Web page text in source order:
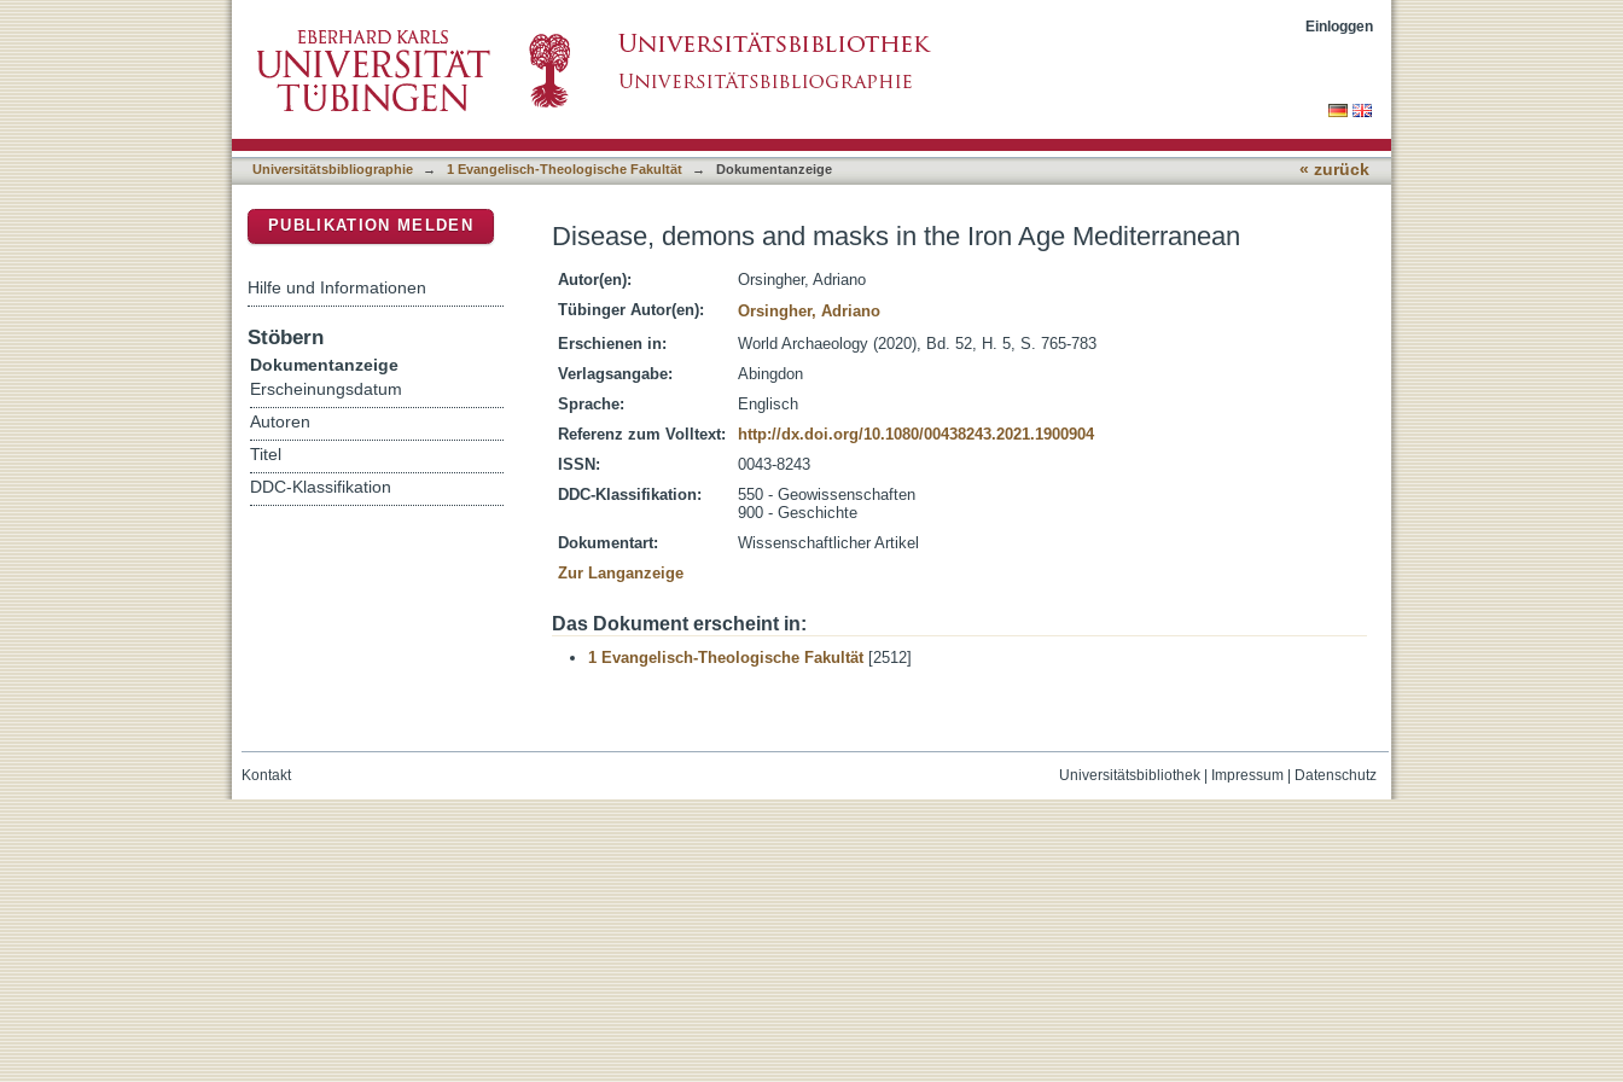
Einloggen
Universitätsbibliographie → 1 Evangelisch-Theologische Fakultät → Dokumentanzeige « zurück
Disease, demons and masks in the Iron Age Mediterranean
Autor(en):
Orsingher, Adriano
Tübinger Autor(en):
Orsingher, Adriano
Erschienen in:
World Archaeology (2020), Bd. 52, H. 5, S. 765-783
Verlagsangabe:
Abingdon
Sprache:
Englisch
Referenz zum Volltext:
http://dx.doi.org/10.1080/00438243.2021.1900904
ISSN:
0043-8243
DDC-Klassifikation:
550 - Geowissenschaften
900 - Geschichte
Dokumentart:
Wissenschaftlicher Artikel
Zur Langanzeige
Das Dokument erscheint in:
1 Evangelisch-Theologische Fakultät[2512]
PUBLIKATION MELDEN
Hilfe und Informationen
Stöbern
Dokumentanzeige
Erscheinungsdatum
Autoren
Titel
DDC-Klassifikation
Universitätsbibliothek| Impressum| Datenschutz
Kontakt